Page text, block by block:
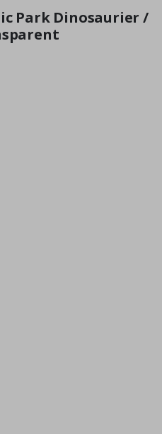
Wagen Kasse
Park Dinosaurier /